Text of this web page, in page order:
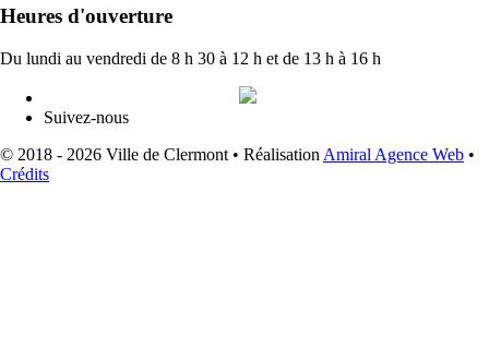
Heures d'ouverture
Du lundi au vendredi de 8 h 30 à 12 h et de 13 h à 16 h
Suivez-nous
© 2018 - 2026 Ville de Clermont • Réalisation Amiral Agence Web •
Crédits